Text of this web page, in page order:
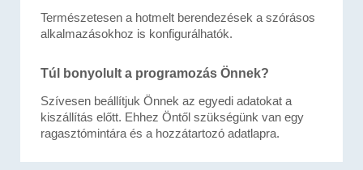
Természetesen a hotmelt berendezések a szórásos
alkalmazásokhoz is konfigurálhatók.
Túl bonyolult a programozás Önnek?
Szívesen beállítjuk Önnek az egyedi adatokat a
kiszállítás előtt. Ehhez Öntől szükségünk van egy
ragasztómintára és a hozzátartozó adatlapra.